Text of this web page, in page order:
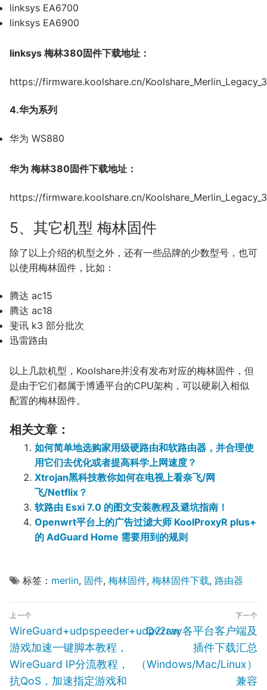
linksys EA6700
linksys EA6900
linksys 梅林380固件下载地址：
https://firmware.koolshare.cn/
4.华为系列
华为 WS880
华为 梅林380固件下载地址：
https://firmware.koolshare.cn/
5、其它机型 梅林固件
除了以上介绍的机型之外，还有一些品牌的少数型号，也可
以使用梅林固件，比如：
腾达 ac15
腾达 ac18
斐讯 k3 部分批次
迅雷路由
以上几款机型，Koolshare并没有发布对应的梅林固件，但
是由于它们都属于博通平台的CPU架构，可以硬刷入相似
配置的梅林固件。
相关文章：
如何简单地选购家用级硬路由和软路由器，并合理使
用它们去优化或者提高科学上网速度？
Xtrojan黑科技教你如何在电视上看奈飞/网
飞/Netflix？
软路由 Esxi 7.0 的图文安装教程及避坑指南！
Openwrt平台上的广告过滤大师 KoolProxyR plus+
的 AdGuard Home 需要用到的规则
标签： merlin, 固件, 梅林固件, 梅林固件下载, 路由器
文
章
导
航
上一个
Previous
post:
WireGuard+udpspeeder+udp2raw
游戏加速一键脚本教程，
WireGuard IP分流教程，
抗QoS，加速指定游戏和
下一个
Next
Qv2ray各平台客户端及
插件下载汇总
（Windows/Mac/Linux）
兼容